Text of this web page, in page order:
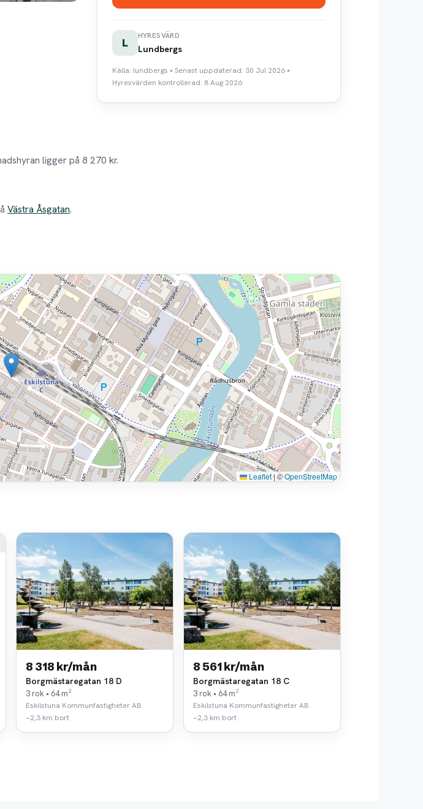
L
HYRESVÄRD
Lundbergs
Källa: lundbergs • Senast uppdaterad: 30 Jul 2026 •
Hyresvärden kontrollerad: 8 Aug 2026
ligger på 8 270 kr.
Västra Åsgatan.
Leaflet|©OpenStreetMap
8 318 kr/mån
Borgmästaregatan 18 D
3 rok • 64 m²
Eskilstuna Kommunfastigheter AB
~2,3 km bort
8 561 kr/mån
Borgmästaregatan 18 C
3 rok • 64 m²
Eskilstuna Kommunfastigheter AB
~2,3 km bort